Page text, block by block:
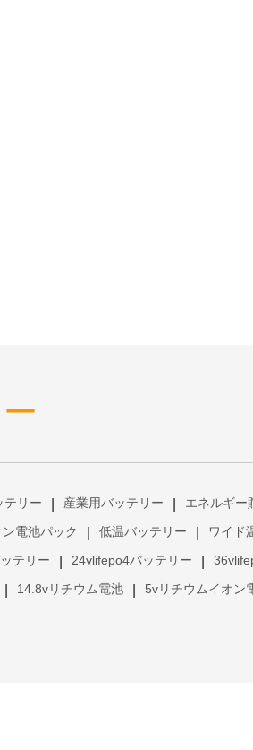
テリー 産業用バッテリー エネルギー
電池パック 低温バッテリー ワイド
テリー 24vlifepo4バッテリー
14.8vリチウム電池 5vリチウムイオン